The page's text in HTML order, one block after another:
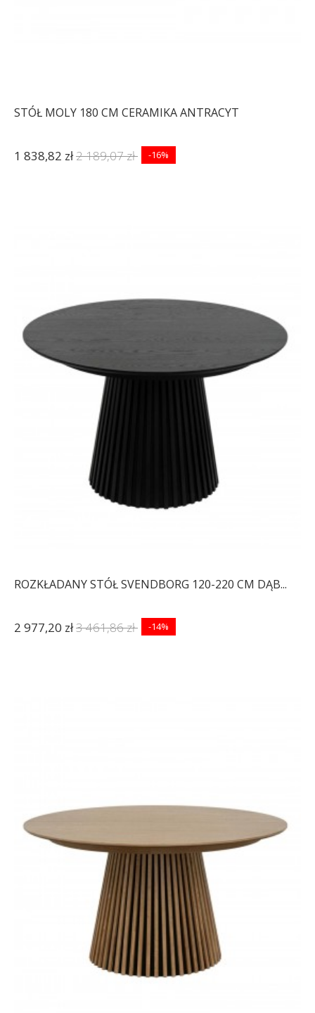
STÓŁ MOLY 180 CM CERAMIKA ANTRACYT
1 838,82 zł2 189,07 zł -16%
ROZKŁADANY STÓŁ SVENDBORG 120-220 CM DĄB...
2 977,20 zł3 461,86 zł -14%